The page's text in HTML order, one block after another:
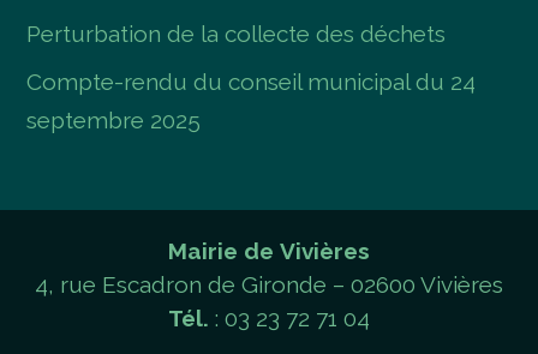
Perturbation de la collecte des déchets
Compte-rendu du conseil municipal du 24
septembre 2025
Mairie de Vivières
4, rue Escadron de Gironde – 02600 Vivières
Tél. : 03 23 72 71 04